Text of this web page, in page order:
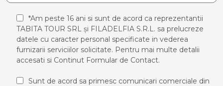
*Am peste 16 ani si sunt de acord ca reprezentantii
TABITA TOUR SRL și FILADELFIA S.R.L. sa prelucreze
datele cu caracter personal specificate in vederea
furnizarii serviciilor solicitate. Pentru mai multe detalii
accesati si Continut Formular de Contact.
Sunt de acord sa primesc comunicari comerciale din